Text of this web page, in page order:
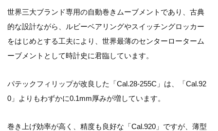
世界三大ブランド専用の自動巻きムーブメントであり、古典
的な設計ながら、ルビーベアリングやスイッチングロッカー
をはじめとする工夫により、世界最薄のセンターローターム
ーブメントとして時計史に君臨しています。
パテックフィリップが改良した「Cal.28-255C」は、「Cal.92
0」よりもわずかに0.1mm厚みが増しています。
巻き上げ効率が高く、精度も良好な「Cal.920」ですが、薄型